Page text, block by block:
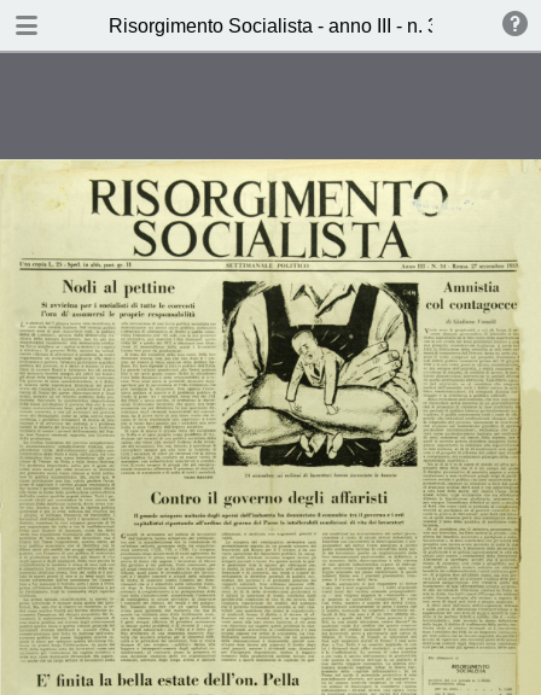
Risorgimento Socialista - anno III - n. 34 - 27
TABLE OF CONTENTS
Il salario della paura (Stefano
Montenero)
Socialismo e democrazia
Ieri, Oggi, Domani